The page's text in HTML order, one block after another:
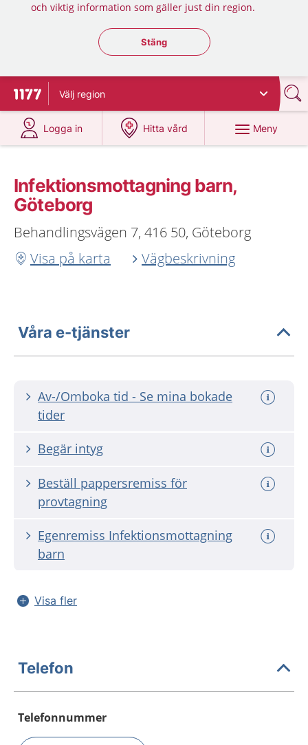
och viktig information som gäller just din region.
Stäng regionsväljaren
Stäng
Till startsidan för 1177
Välj region
Logga in
på 1177.se
Hitta vård
på 1177.se
Meny
Infektionsmottagning barn,
Göteborg
Behandlingsvägen 7, 416 50, Göteborg
Visa på karta
Vägbeskrivning
Våra e-tjänster
Av-/Omboka tid - Se mina bokade
tider
Begär intyg
Beställ pappersremiss för
provtagning
Egenremiss Infektionsmottagning
barn
Visa fler
Telefon
Telefonnummer